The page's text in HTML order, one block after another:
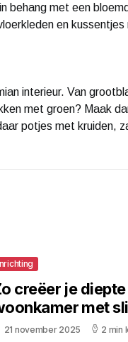
behang met een
en
interieur. Van
met groen? Maak
potjes met kruiden,
creëer je
met
21 november 2025 2 min